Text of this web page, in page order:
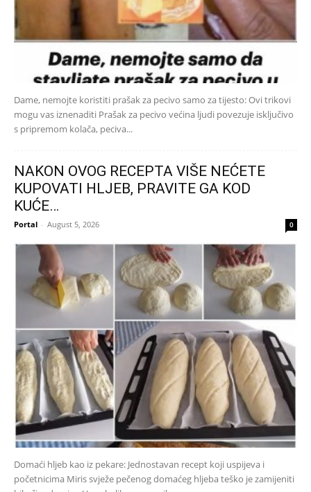
Dame, nemojte koristiti prašak za pecivo samo za tijesto: Ovi trikovi
mogu vas iznenaditi Prašak za pecivo većina ljudi povezuje isključivo
s pripremom kolača, peciva...
NAKON OVOG RECEPTA VIŠE NEĆETE
KUPOVATI HLJEB, PRAVITE GA KOD
KUĆE…
Portal - August 5, 2026 0
Domaći hljeb kao iz pekare: Jednostavan recept koji uspijeva i
početnicima Miris svježe pečenog domaćeg hljeba teško je zamijeniti